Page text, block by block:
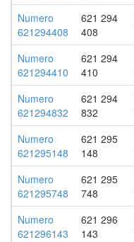
Numero
621294408
621 294
408
Numero
621294410
621 294
410
Numero
621294832
621 294
832
Numero
621295148
621 295
148
Numero
621295748
621 295
748
Numero
621296143
621 296
143